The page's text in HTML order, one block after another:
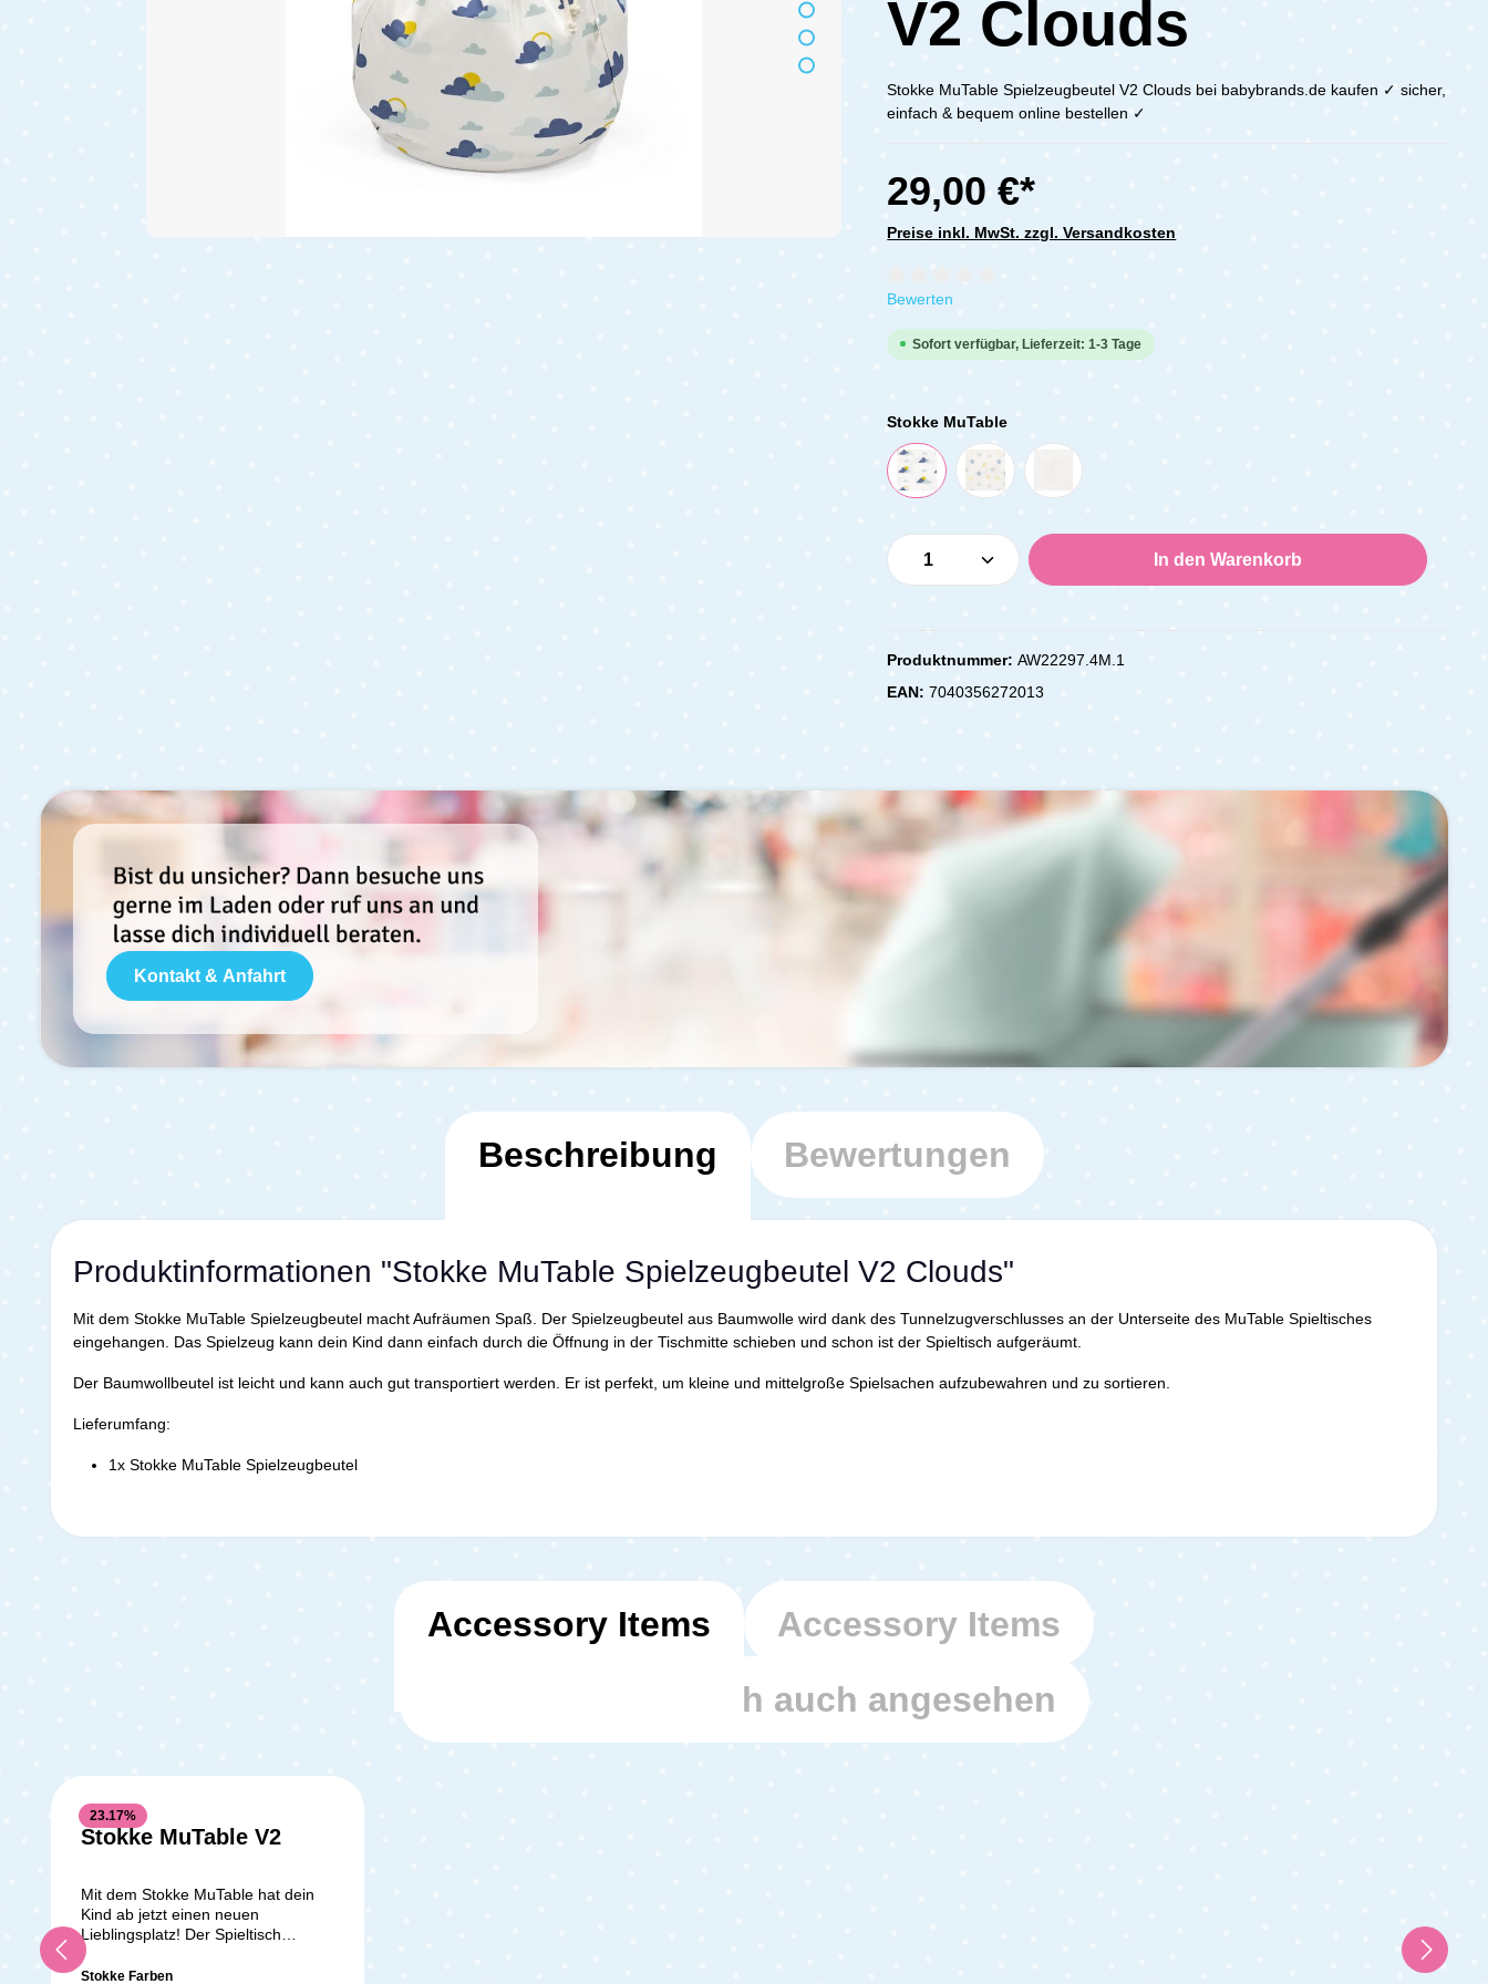
V2 Clouds
Stokke MuTable Spielzeugbeutel V2 Clouds bei babybrands.de kaufen ✓ sicher,
einfach & bequem online bestellen ✓
29,00 €*
Preise inkl. MwSt. zzgl. Versandkosten
Durchschnittliche Bewertung von 0 von 5 Sternen
Bewerten
Sofort verfügbar, Lieferzeit: 1-3 Tage
Stokke MuTable
Produkt Anzahl: Gib den gewünschten Wert ein
In den Warenkorb
Produktnummer:AW22297.4M.1
EAN:7040356272013
Kontakt & Anfahrt
Beschreibung Bewertungen
Produktinformationen "Stokke MuTable Spielzeugbeutel V2 Clouds"
Mit dem Stokke MuTable Spielzeugbeutel macht Aufräumen Spaß. Der Spielzeugbeutel aus Baumwolle wird dank des Tunnelzugverschlusses an der Unterseite des MuTable Spieltisches
eingehangen. Das Spielzeug kann dein Kind dann einfach durch die Öffnung in der Tischmitte schieben und schon ist der Spieltisch aufgeräumt.
Der Baumwollbeutel ist leicht und kann auch gut transportiert werden. Er ist perfekt, um kleine und mittelgroße Spielsachen aufzubewahren und zu sortieren.
Lieferumfang:
1x Stokke MuTable Spielzeugbeutel
Accessory Items
Accessory Items
Kunden haben sich auch angesehen
23.17%
Stokke MuTable V2
Mit dem Stokke MuTable hat dein
Kind ab jetzt einen neuen
Lieblingsplatz! Der Spieltisch
MuTable von Stokke ist
multifunktional und unterstützt dein
Stokke Farben